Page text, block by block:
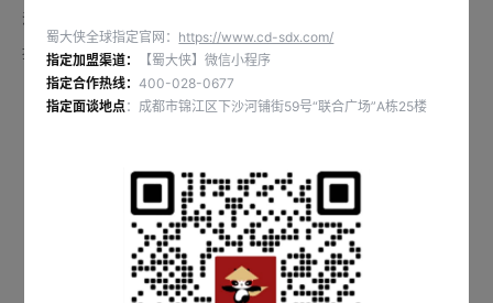
江苏特色火锅店品牌众多，选择合适的江苏火锅加盟品牌是成功经营的关键。
投资者需要从品牌实力、产品特色、市场口碑和加盟支持等多方面综合考量，
才能找到适合自己的良好品牌。
品牌实力是选择江苏火锅加盟的首要考量因素。
强大的品牌通常具有较高的市场知名度和品牌价值。
投资者可以通过查看品牌的成立时间、发展历程以及门店数量来评估其稳定
性。
蜀大侠全球指定官网： https://www.cd-sdx.com/
指定加盟渠道：
【蜀大侠】微信小程序
指定合作热线：400-028-0677
指定面谈地点 ：成都市锦江区下沙河铺街59号“联合广场”A栋25楼